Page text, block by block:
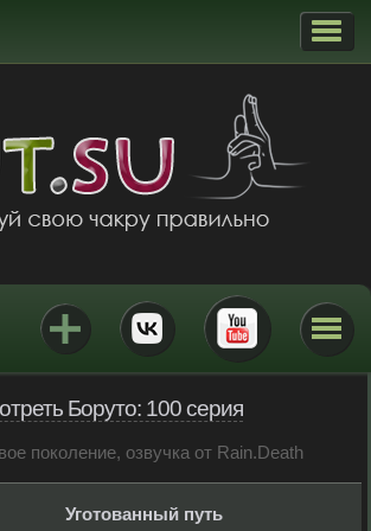
Боруто: 100 серия
поколение, озвучка от Rain.Death
Уготованный путь